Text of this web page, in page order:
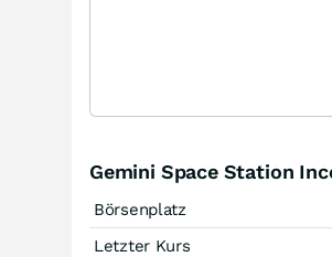
Gemini Space Station
Börsenplatz
Letzter Kurs